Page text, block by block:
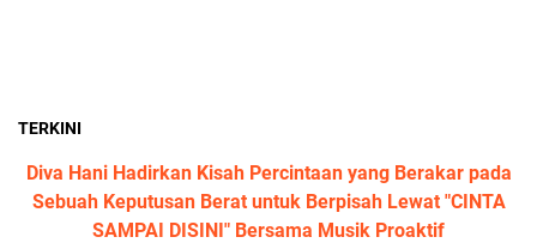
TERKINI
Diva Hani Hadirkan Kisah Percintaan yang Berakar pada
Sebuah Keputusan Berat untuk Berpisah Lewat "CINTA
SAMPAI DISINI" Bersama Musik Proaktif